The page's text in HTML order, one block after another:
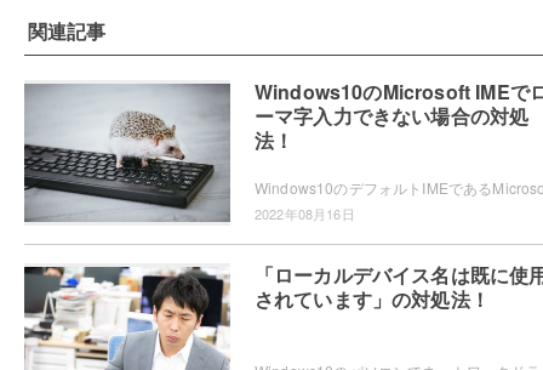
関連記事
Windows10のMicrosoft IMEで
ーマ字入力できない場合の対処
法！
2022年08月16日
「ローカルデバイス名は既に使
されています」の対処法！